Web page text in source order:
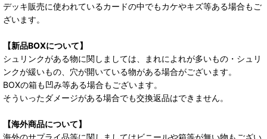
デッキ販売に使われているカードの中でもカケやキズ等ある場合もご
ざいます。
【新品BOXについて】
シュリンクがある物に関しましては、まれによれが多いもの・シュリ
ンクが緩いもの、穴が開いている物がある場合がございます。
BOXの箱も凹み等ある場合もございます。
そういったダメージがある場合でも交換返品はできません。
【海外商品について】
海外のサプライ品等に関しましてはビニールや箱等が無い物もござい